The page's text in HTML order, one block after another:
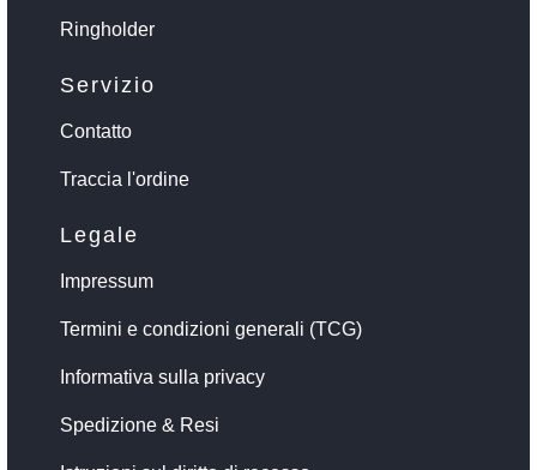
Ringholder
Servizio
Contatto
Traccia l'ordine
Legale
Impressum
Termini e condizioni generali (TCG)
Informativa sulla privacy
Spedizione & Resi